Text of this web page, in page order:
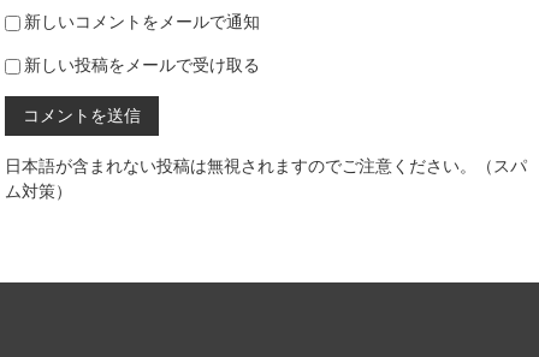
新しいコメントをメールで通知
新しい投稿をメールで受け取る
日本語が含まれない投稿は無視されますのでご注意ください。（スパ
ム対策）